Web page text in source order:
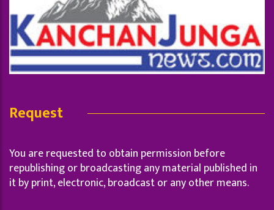
Request
You are requested to obtain permission before
republishing or broadcasting any material published in
it by print, electronic, broadcast or any other means.